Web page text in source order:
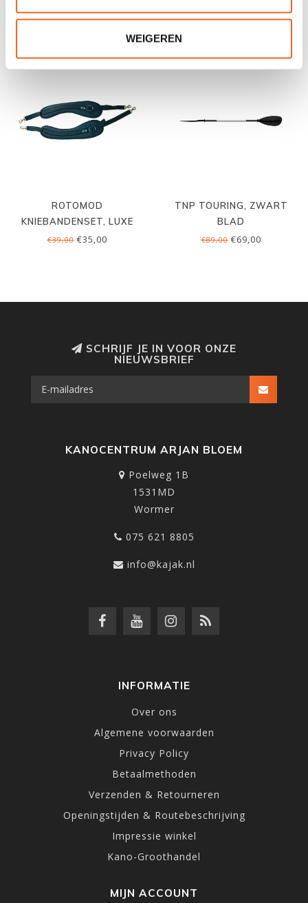
WEIGEREN
ROTOMOD
KNIEBANDENSET, LUXE
€39,00€35,00
TNP TOURING, ZWART
BLAD
€89,00€69,00
SCHRIJF JE IN VOOR ONZE
NIEUWSBRIEF
KANOCENTRUM ARJAN BLOEM
Poelweg 1B
1531MD
Wormer
075 621 8805
info@kajak.nl
INFORMATIE
Over ons
Algemene voorwaarden
Privacy Policy
Betaalmethoden
Verzenden & Retourneren
Openingstijden & Routebeschrijving
Impressie winkel
Kano-Groothandel
MIJN ACCOUNT